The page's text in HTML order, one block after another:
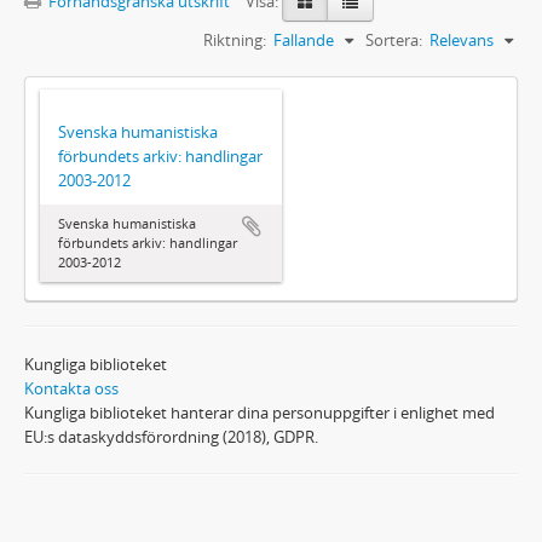
Sortera: Relevans
Riktning: Fallande
Svenska humanistiska
förbundets arkiv: handlingar
2003-2012
Svenska humanistiska
förbundets arkiv: handlingar
2003-2012
Kungliga biblioteket
Kontakta oss
Kungliga biblioteket hanterar dina personuppgifter i enlighet med
EU:s dataskyddsförordning (2018), GDPR.